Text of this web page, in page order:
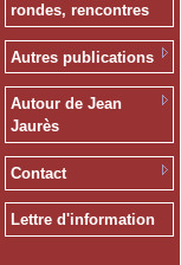
rondes, rencontres
Autres publications
Autour de Jean
Jaurès
Contact
Lettre d'information